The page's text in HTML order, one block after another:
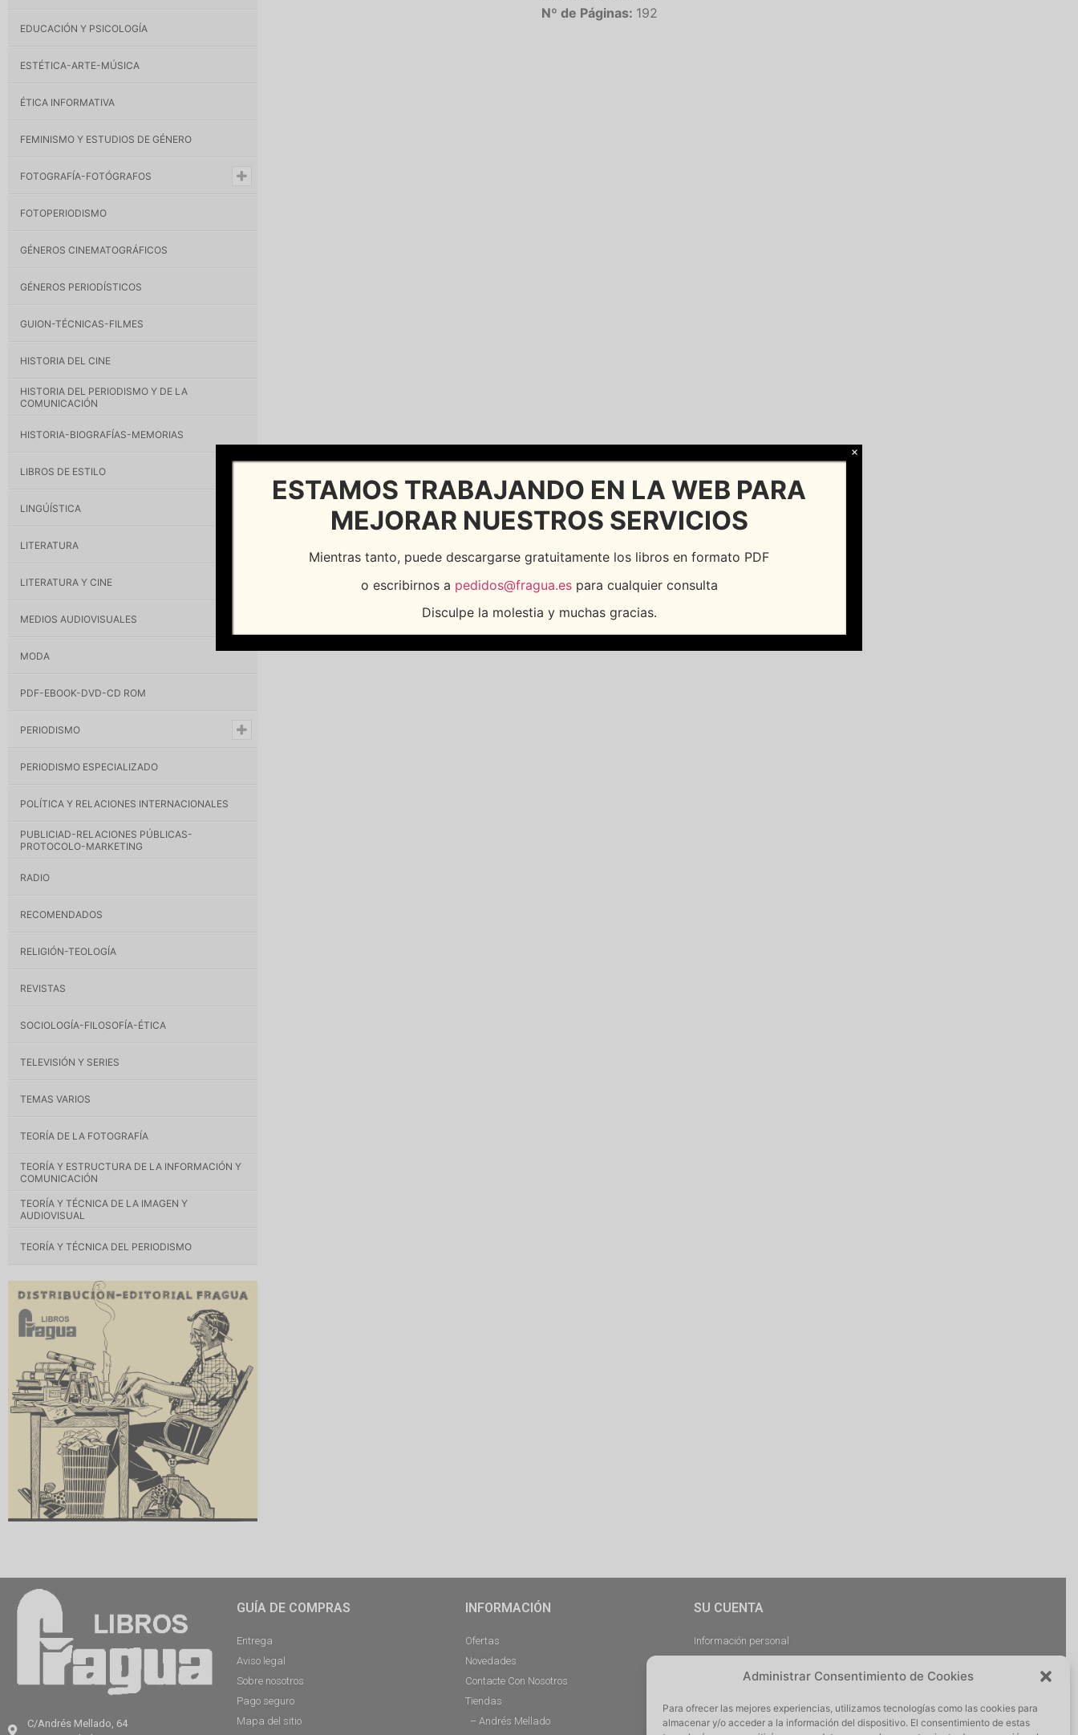
Administrar Consentimiento de Cookies
Para ofrecer las mejores experiencias, utilizamos tecnologías como las cookies para
almacenar y/o acceder a la información del dispositivo. El consentimiento de estas
EDUCACIÓN Y PSICOLOGÍA
ESTÉTICA-ARTE-MÚSICA
ÉTICA INFORMATIVA
FEMINISMO Y ESTUDIOS DE GÉNERO
FOTOGRAFÍA-FOTÓGRAFOS
FOTOPERIODISMO
GÉNEROS CINEMATOGRÁFICOS
GÉNEROS PERIODÍSTICOS
GUION-TÉCNICAS-FILMES
HISTORIA DEL CINE
HISTORIA DEL PERIODISMO Y DE LA
COMUNICACIÓN
HISTORIA-BIOGRAFÍAS-MEMORIAS
LIBROS DE ESTILO
LINGÚÍSTICA
LITERATURA
LITERATURA Y CINE
MEDIOS AUDIOVISUALES
MODA
PDF-EBOOK-DVD-CD ROM
PERIODISMO
PERIODISMO ESPECIALIZADO
POLÍTICA Y RELACIONES INTERNACIONALES
PUBLICIAD-RELACIONES PÚBLICAS-
PROTOCOLO-MARKETING
RADIO
RECOMENDADOS
RELIGIÓN-TEOLOGÍA
REVISTAS
SOCIOLOGÍA-FILOSOFÍA-ÉTICA
TELEVISIÓN Y SERIES
TEMAS VARIOS
TEORÍA DE LA FOTOGRAFÍA
TEORÍA Y ESTRUCTURA DE LA INFORMACIÓN Y
COMUNICACIÓN
TEORÍA Y TÉCNICA DE LA IMAGEN Y
AUDIOVISUAL
TEORÍA Y TÉCNICA DEL PERIODISMO
Nº de Páginas: 192
C/Andrés Mellado, 64
GUÍA DE COMPRAS
Entrega
Aviso legal
Sobre nosotros
Pago seguro
Mapa del sitio
INFORMACIÓN
Ofertas
Novedades
Contacte Con Nosotros
Tiendas
– Andrés Mellado
SU CUENTA
Información personal
Descargas
Cerrar Sesión
ESTAMOS TRABAJANDO EN LA WEB PARA
MEJORAR NUESTROS SERVICIOS
Mientras tanto, puede descargarse gratuitamente los libros en formato PDF
o escribirnos a pedidos@fragua.espara cualquier consulta
Disculpe la molestia y muchas gracias.
×